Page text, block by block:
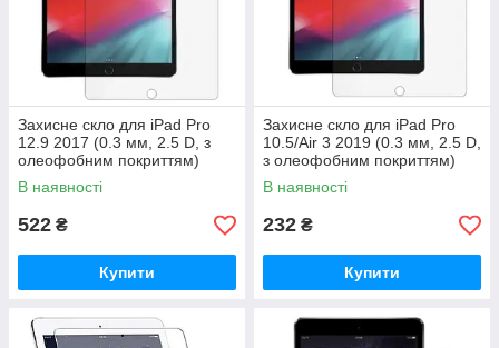
Захисне скло для iPad Pro
12.9 2017 (0.3 мм, 2.5 D, з
олеофобним покриттям)
В наявності
522 ₴
Купити
Захисне скло для iPad Pro
10.5/Air 3 2019 (0.3 мм, 2.5 D,
з олеофобним покриттям)
В наявності
232 ₴
Купити